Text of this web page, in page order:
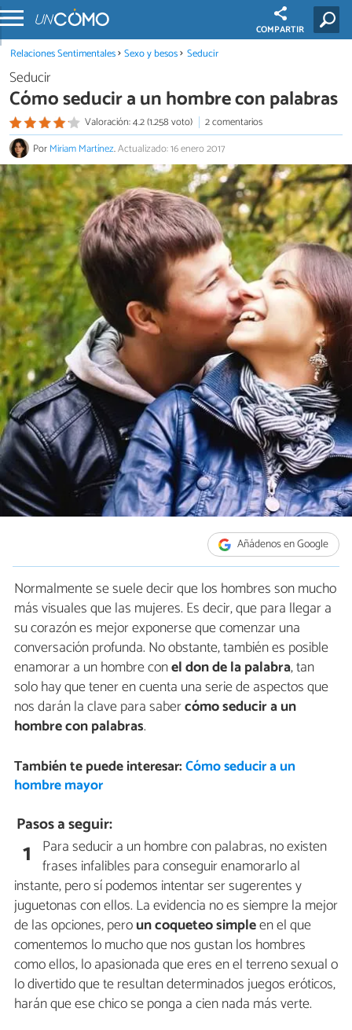
COMPARTIR
Relaciones Sentimentales Sexo y besos Seducir
Seducir
Cómo seducir a un hombre con palabras
Valoración: 4.2 (1.258 voto)
2 comentarios
PorMiriam Martínez.Actualizado: 16 enero 2017
Añádenos en Google
Normalmente se suele decir que los hombres son mucho
más visuales que las mujeres. Es decir, que para llegar a
su corazón es mejor exponerse que comenzar una
conversación profunda. No obstante, también es posible
enamorar a un hombre conel don de la palabra, tan
solo hay que tener en cuenta una serie de aspectos que
nos darán la clave para sabercómo seducir a un
hombre con palabras.
También te puede interesar:Cómo seducir a un
hombre mayor
Pasos a seguir:
1 Para seducir a un hombre con palabras, no existen
frases infalibles para conseguir enamorarlo al
instante, pero sí podemos intentar ser sugerentes y
juguetonas con ellos. La evidencia no es siempre la mejor
de las opciones, peroun coqueteo simpleen el que
comentemos lo mucho que nos gustan los hombres
como ellos, lo apasionada que eres en el terreno sexual o
lo divertido que te resultan determinados juegos eróticos,
harán que ese chico se ponga a cien nada más verte.